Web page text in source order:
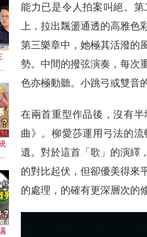
能力已是令人拍案叫絕。
上，拉出飄盪通透的高雅色
第三樂章中，她極其活潑的
勢。中間的撥弦演奏，每次
色亦極動聽。小跳弓或雙音
在兩首重型作品後，沒有
曲》。柳愛莎運用弓法的
遺。對於這首「歌」的演繹
的對比起伏，但卻優美得來
的處理，的確有更深層次的